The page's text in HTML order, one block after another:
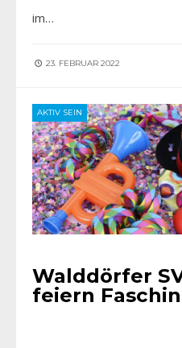
im…
23. FEBRUAR 2022
AKTIV SEIN
Walddörfer
feiern